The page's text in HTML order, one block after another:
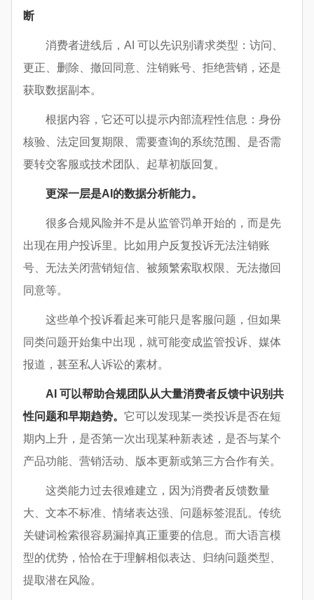
断
消费者进线后，AI 可以先识别请求类型：访问、
更正、删除、撤回同意、注销账号、拒绝营销，还是
获取数据副本。
根据内容，它还可以提示内部流程性信息：身份
核验、法定回复期限、需要查询的系统范围、是否需
要转交客服或技术团队、起草初版回复。
更深一层是AI的数据分析能力。
很多合规风险并不是从监管罚单开始的，而是先
出现在用户投诉里。比如用户反复投诉无法注销账
号、无法关闭营销短信、被频繁索取权限、无法撤回
同意等。
这些单个投诉看起来可能只是客服问题，但如果
同类问题开始集中出现，就可能变成监管投诉、媒体
报道，甚至私人诉讼的素材。
AI 可以帮助合规团队从大量消费者反馈中识别共
性问题和早期趋势。 它可以发现某一类投诉是否在短
期内上升，是否第一次出现某种新表述，是否与某个
产品功能、营销活动、版本更新或第三方合作有关。
这类能力过去很难建立，因为消费者反馈数量
大、文本不标准、情绪表达强、问题标签混乱。传统
关键词检索很容易漏掉真正重要的信息。而大语言模
型的优势，恰恰在于理解相似表达、归纳问题类型、
提取潜在风险。